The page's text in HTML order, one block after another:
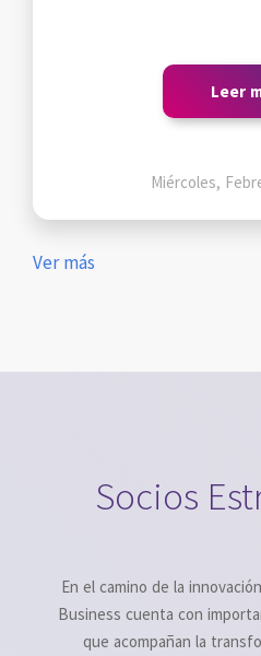
Leer
Miércoles,
Ver más
Socios
En el camino de la
Business cuenta con
que acompañan la